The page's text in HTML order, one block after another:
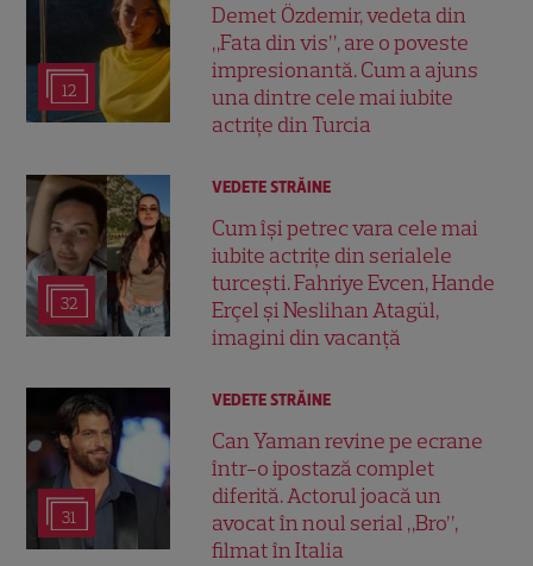
12
Demet Özdemir, vedeta din
„Fata din vis”, are o poveste
impresionantă. Cum a ajuns
una dintre cele mai iubite
actrițe din Turcia
32
VEDETE STRĂINE
Cum își petrec vara cele mai
iubite actrițe din serialele
turcești. Fahriye Evcen, Hande
Erçel și Neslihan Atagül,
imagini din vacanță
31
VEDETE STRĂINE
Can Yaman revine pe ecrane
într-o ipostază complet
diferită. Actorul joacă un
avocat în noul serial „Bro”,
filmat în Italia